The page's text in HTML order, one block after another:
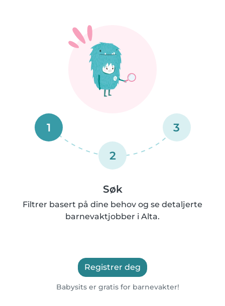
1
2
3
Søk
Filtrer basert på dine behov og se detaljerte
barnevaktjobber i Alta.
Registrer deg
Babysits er gratis for barnevakter!